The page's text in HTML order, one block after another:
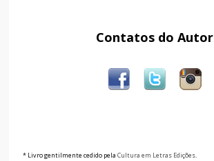
Contatos do Autor
* Livro gentilmente cedido pela Cultura em Letras Edições.